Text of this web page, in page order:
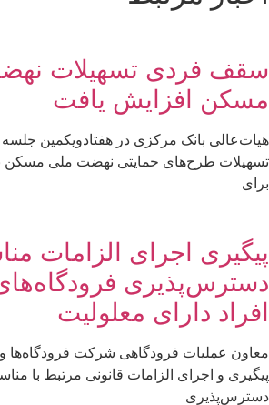
سقف فردی تسهیلات
مسکن افزایش یافت
هیات‌عالی بانک مرکزی در هفتادویکمین
برای
پیگیری اجرای الزامات
دسترس‌پذیری
افراد دارای معلولیت
معاون عملیات فرودگاهی شرکت فرودگاه‌ها و
پیگیری و اجرای الزامات قانونی مرتبط با
دسترس‌پذیری